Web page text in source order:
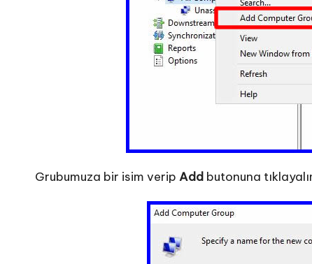
Grubumuza bir isim verip Add butonuna